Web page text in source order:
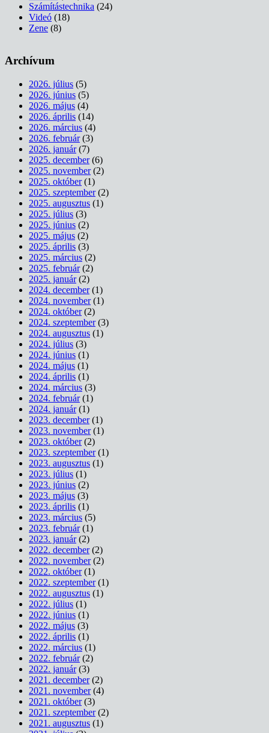
Számítástechnika (24)
Videó (18)
Zene (8)
Archívum
2026. július (5)
2026. június (5)
2026. május (4)
2026. április (14)
2026. március (4)
2026. február(3)
2026. január(7)
2025. december(6)
2025. november(2)
2025. október(1)
2025. szeptember(2)
2025. augusztus (1)
2025. július (3)
2025. június (2)
2025. május (2)
2025. április (3)
2025. március (2)
2025. február(2)
2025. január(2)
2024. december(1)
2024. november(1)
2024. október(2)
2024. szeptember(3)
2024. augusztus (1)
2024. július (3)
2024. június (1)
2024. május (1)
2024. április (1)
2024. március (3)
2024. február(1)
2024. január(1)
2023. december(1)
2023. november(1)
2023. október(2)
2023. szeptember(1)
2023. augusztus (1)
2023. július (1)
2023. június (2)
2023. május (3)
2023. április (1)
2023. március (5)
2023. február(1)
2023. január(2)
2022. december(2)
2022. november(2)
2022. október(1)
2022. szeptember(1)
2022. augusztus (1)
2022. július (1)
2022. június (1)
2022. május (3)
2022. április (1)
2022. március (1)
2022. február(2)
2022. január(3)
2021. december(2)
2021. november(4)
2021. október(3)
2021. szeptember(2)
2021. augusztus (1)